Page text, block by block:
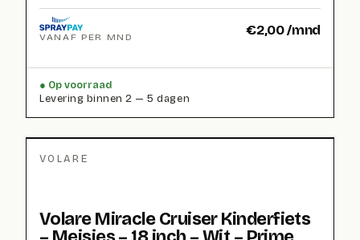
VANAF PER MND €2,00/mnd
Op voorraad
Levering binnen 2 — 5 dagen
VOLARE
Volare Miracle Cruiser Kinderfiets